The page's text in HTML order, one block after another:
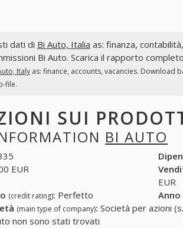
dati di Bi Auto, Italia as: finanza,
Bi Auto. Scarica il rapporto
Italyas: finance, accounts, vacancies. Download
file.
SUI
BI AUTO
EUR
EUR
(credit rating): Perfetto
(main type of company): Società per azioni
non sono stati trovati